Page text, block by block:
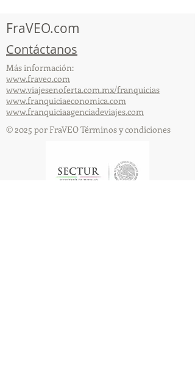
FraVEO.com
Contáctanos
Más información:
www.fraveo.com
www.viajesenoferta.com.mx/franquicias
www.franquiciaeconomica.com
www.franquiciaagenciadeviajes.com
© 2025 por FraVEO Términos y condiciones